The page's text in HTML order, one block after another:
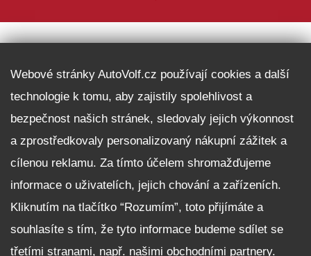
Fleet program Škoda
Nabídka zaměstnání
Facebook
Reklamační řád
Zásady zpracování osobních údajů pro zákazníky
Upozornění pro věřitele a společníky na jejich práva
Nastavení cookies
Webové stránky AutoVolf.cz používají cookies a další
technologie k tomu, aby zajistily spolehlivost a
bezpečnost našich stránek, sledovaly jejich výkonnost
a zprostředkovaly personalizovaný nákupní zážitek a
cílenou reklamu. Za tímto účelem shromažďujeme
informace o uživatelích, jejich chování a zařízeních.
Kliknutím na tlačítko “Rozumím”, toto přijímáte a
souhlasíte s tím, že tyto informace budeme sdílet se
třetími stranami, např. našimi obchodními partnery.